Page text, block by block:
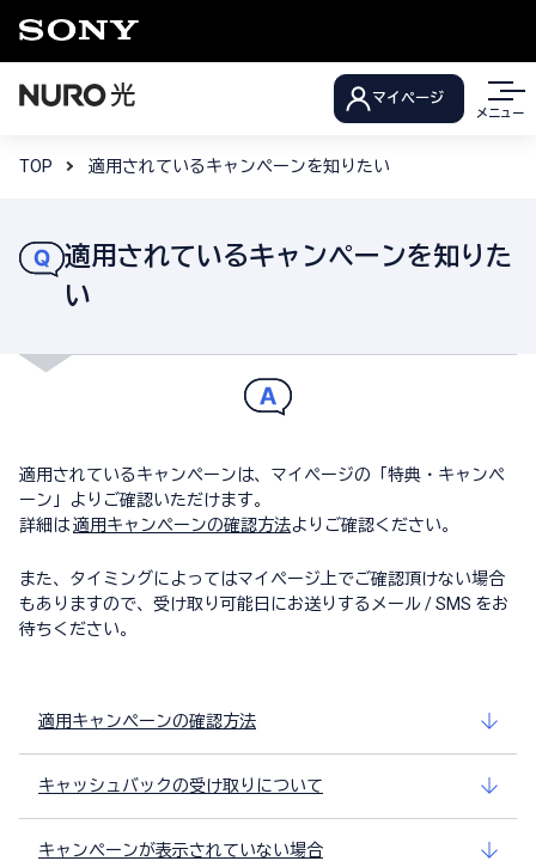
マイページ
メニュー
TOP 適用されているキャンペーンを知りたい
適用されているキャンペーンを知りた
い
適用されているキャンペーンは、マイページの「特典・キャンペ
ーン」よりご確認いただけます。
詳細は適用キャンペーンの確認方法よりご確認ください。
また、タイミングによってはマイページ上でご確認頂けない場合
もありますので、受け取り可能日にお送りするメール / SMS をお
待ちください。
適用キャンペーンの確認方法
キャッシュバックの受け取りについて
キャンペーンが表示されていない場合